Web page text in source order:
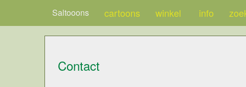
Saltooons cartoons winkel info
Contact